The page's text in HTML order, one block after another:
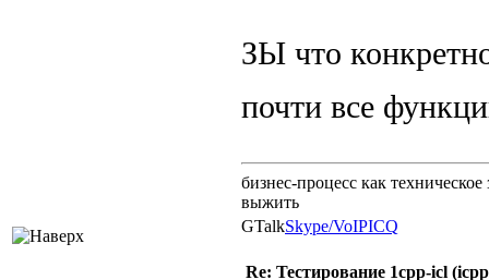
ЗЫ что
почти все
бизнес-процесс как
выжить
GTalkSkype/VoIPICQ
Re: Тестирование 1cpp-icl